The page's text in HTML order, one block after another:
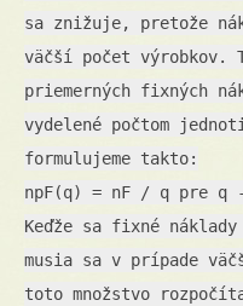
sa znižuje, pretože
väčší počet výrobkov.
priemerných fixných
vydelené počtom
formulujeme takto:
npF(q) = nF / q pre
Keďže sa fixné náklady
musia sa v prípade
toto množstvo